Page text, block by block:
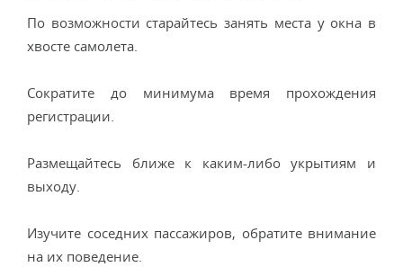
По возможности старайтесь занять места у окна в
хвосте самолета.
Сократите до минимума время прохождения
регистрации.
Размещайтесь ближе к каким-либо укрытиям и
выходу.
Изучите соседних пассажиров, обратите внимание
на их поведение.